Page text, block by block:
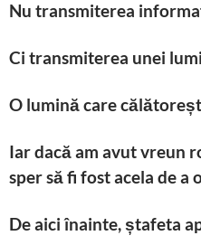
Nu transmiterea
Ci transmiterea unei
O lumină care
Iar dacă am avut vreun
sper să fi fost acela de
De aici înainte, ștafeta